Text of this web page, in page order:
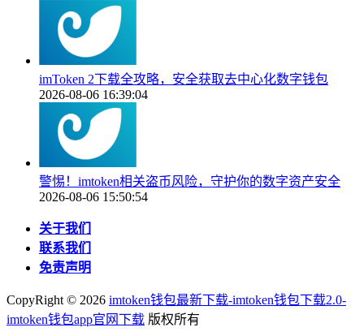
imToken 2下载全攻略，安全获取去中心化数字钱包
2026-08-06 16:39:04
警惕！imtoken相关盗币风险，守护你的数字资产安全
2026-08-06 15:50:54
关于我们
联系我们
免责声明
CopyRight © 2026 imtoken钱包最新下载-imtoken钱包下载2.0-
imtoken钱包app官网下载 版权所有